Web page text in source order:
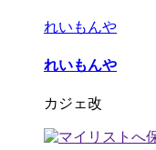
れいもんや
れいもんや
カジェ改